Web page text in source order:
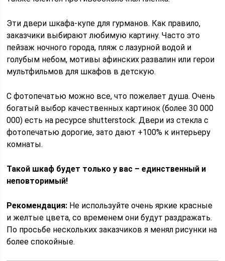
Эти двери шкафа-купе для гурманов. Как правило,
заказчики выбирают любимую картину. Часто это
пейзаж ночного города, пляж с лазурной водой и
голубым небом, мотивы афинских развалин или герои
мультфильмов для шкафов в детскую.
С фотопечатью можно все, что пожелает душа. Очень
богатый выбор качественных картинок (более 30 000
000) есть на ресурсе shutterstock. Двери из стекла с
фотопечатью дорогие, зато дают +100% к интерьеру
комнаты.
Такой шкаф будет только у вас – единственный и
неповторимый!
Рекомендация: Не используйте очень яркие красные
и желтые цвета, со временем они будут раздражать.
По просьбе нескольких заказчиков я менял рисунки на
более спокойные.